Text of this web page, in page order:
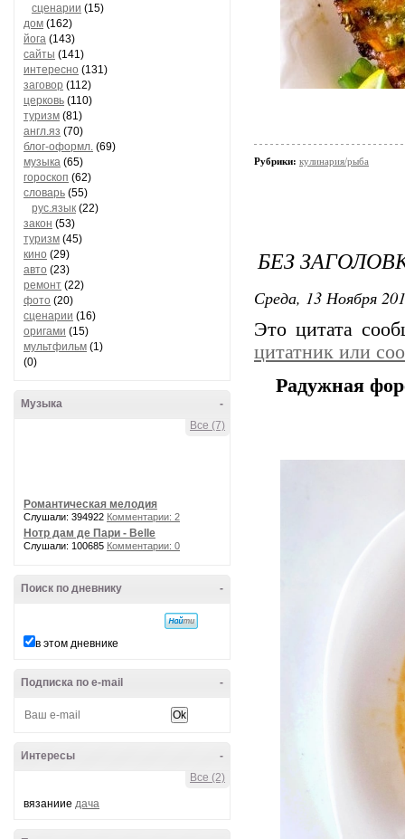
сценарии (15)
дом (162)
йога (143)
сайты (141)
интересно (131)
заговор (112)
церковь (110)
туризм (81)
англ.яз (70)
блог-оформл. (69)
музыка (65)
гороскоп (62)
словарь (55)
рус.язык (22)
закон (53)
туризм (45)
кино (29)
авто (23)
ремонт (22)
фото (20)
сценарии (16)
оригами (15)
мультфильм (1)
(0)
-
Музыка
Все (7)
Романтическая мелодия
Слушали: 394922 Комментарии: 2
Нотр дам де Пари - Belle
Слушали: 100685 Комментарии: 0
-
Поиск по дневнику
в этом дневнике
-
Подписка по e-mail
-
Интересы
Все (2)
вязаниие дача
Рубрики: кулинария/рыба
БЕЗ
Среда, 13 Ноября
Это цитата
цитатник или
Радужная